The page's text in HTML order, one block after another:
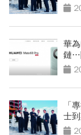
華
鏈…
「
士